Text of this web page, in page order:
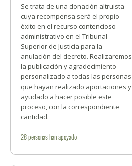
Se trata de una donación altruista
cuya recompensa será el propio
éxito en el recurso contencioso-
administrativo en el Tribunal
Superior de Justicia para la
anulación del decreto. Realizaremos
la publicación y agradecimiento
personalizado a todas las personas
que hayan realizado aportaciones y
ayudado a hacer posible este
proceso, con la correspondiente
cantidad.
28personashan apoyado